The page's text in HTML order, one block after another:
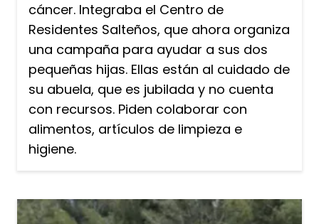
cáncer. Integraba el Centro de
Residentes Salteños, que ahora organiza
una campaña para ayudar a sus dos
pequeñas hijas. Ellas están al cuidado de
su abuela, que es jubilada y no cuenta
con recursos. Piden colaborar con
alimentos, artículos de limpieza e
higiene.